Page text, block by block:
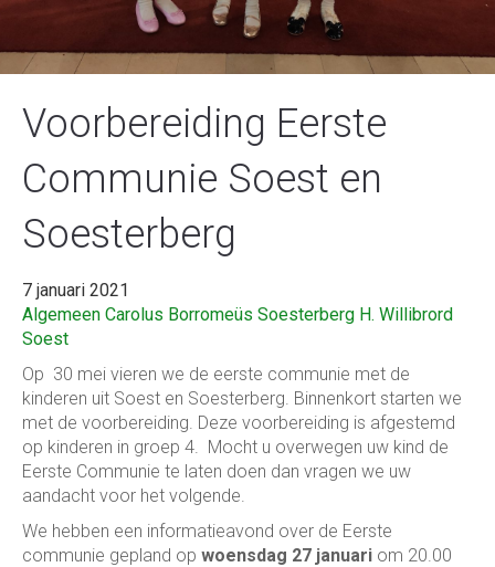
Voorbereiding Eerste
Communie Soest en
Soesterberg
7 januari 2021
Algemeen Carolus Borromeüs Soesterberg H. Willibrord
Soest
Op 30 mei vieren we de eerste communie met de
kinderen uit Soest en Soesterberg. Binnenkort starten we
met de voorbereiding. Deze voorbereiding is afgestemd
op kinderen in groep 4. Mocht u overwegen uw kind de
Eerste Communie te laten doen dan vragen we uw
aandacht voor het volgende.
We hebben een informatieavond over de Eerste
communie gepland op woensdag 27 januari om 20.00